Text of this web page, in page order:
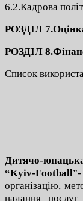
6.2.Кадрова
РОЗДІЛ
РОЗДІЛ
Список
Дитячо-
“Kyiv-Football
організацію,
надання